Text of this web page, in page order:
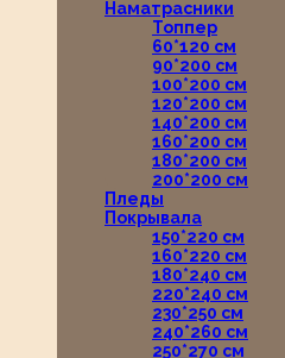
Наматрасники
Топпер
60*120 см
90*200 см
100*200 см
120*200 см
140*200 см
160*200 см
180*200 см
200*200 см
Пледы
Покрывала
150*220 см
160*220 см
180*240 см
220*240 см
230*250 см
240*260 см
250*270 см